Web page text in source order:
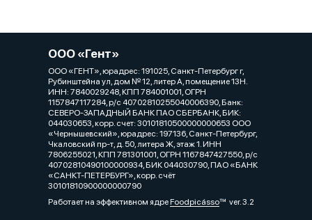
ООО «Гент»
ООО «ГЕНТ», юрадрес: 191025, Санкт-Петербург г,
Рубинштейна ул, дом № 12, литер А, помещение 13Н.
ИНН: 7840029248, КПП 784001001, ОГРН
1157847117284, р/с 40702810255040006390, Банк:
СЕВЕРО-ЗАПАДНЫЙ БАНК ПАО СБЕРБАНК, БИК:
044030653, корр. счет: 30101810500000000653 ООО
«Чернышевский», юрадрес: 197136, Санкт-Петербург,
Чкаловский пр-т, д. 50, литера Ж, этаж 1. ИНН
7806255021, КПП 781301001, ОГРН 1167847427550, р/с
40702810490100000934, БИК 044030790, ПАО «БАНК
«САНКТ-ПЕТЕРБУРГ», корр. счёт
30101810900000000790
Работает на эффективном ядреFoodpicássover. 3.2